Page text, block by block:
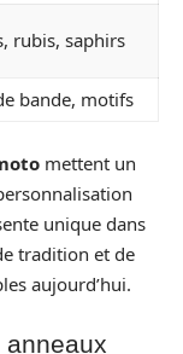
rubis, saphirs
bande, motifs
mettent un
unique dans
tradition et de
aujourd’hui.